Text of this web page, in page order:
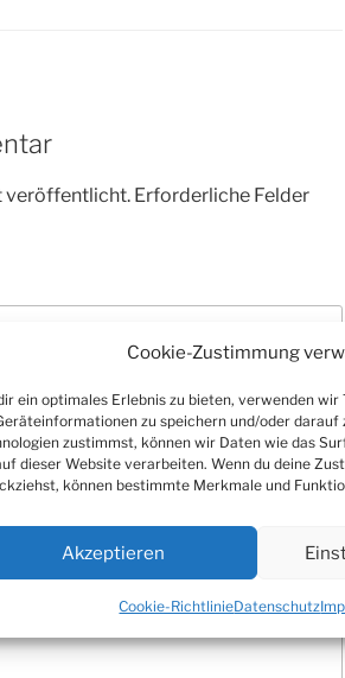
Cookie-Zustimmung
ein optimales Erlebnis zu bieten, verwenden wir
zu speichern und/oder darauf
zustimmst, können wir Daten wie das
dieser Website verarbeiten. Wenn du deine
können bestimmte Merkmale und
Akzeptieren
Cookie-RichtlinieDatenschutz
veröffentlicht. Erforderliche Felder